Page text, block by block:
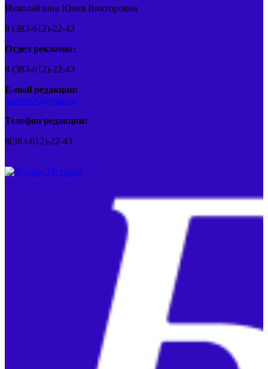
Николайзина Юлия Викторовна
8 (383-612)-22-43
Отдел рекламы:
8 (383-612)-22-43
E-mail редакции:
barvest20@mail.ru
Телефон редакции:
8(383-612)-22-43